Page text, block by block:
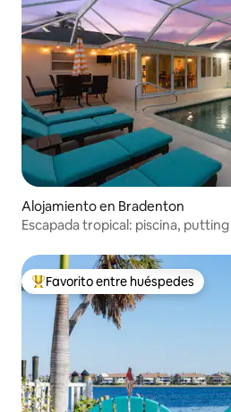
Alojamiento en Bradenton
Escapada tropical: piscina,
Favorito entre huéspedes preferido
Favorito entre huéspedes